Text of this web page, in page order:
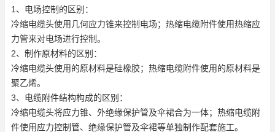
1、电场控制的区别：
冷缩电缆头使用几何应力锥来控制电场；热缩电缆附件使用热缩应
力管来对电场进行控制。
2、制作原材料的区别：
冷缩电缆头使用的原材料是硅橡胶；热缩电缆附件使用的原材料是
聚乙烯。
3、电缆附件结构构成的区别：
冷缩电缆头将应力锥、外绝缘保护管及伞裙合为一体；热缩电缆附
件使用应力控制管、绝缘保护管及伞裙等单独制作配套施工。